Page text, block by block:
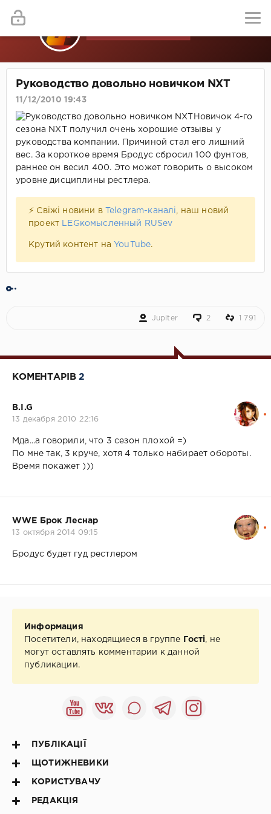
Руководство довольно новичком NXT
11/12/2010 19:43
Новичок 4-го
сезона NXT получил очень хорошие отзывы у
руководства компании. Причиной стал его лишний
вес. За короткое время Бродус сбросил 100 фунтов,
раннее он весил 400. Это может говорить о высоком
уровне дисциплины рестлера.
⚡ Свіжі новини в Telegram-каналі
, наш новий
проект
LEGкомысленный RUSev
Крутий контент на YouTube.
Jupiter 2 1 791
КОМЕНТАРІВ2
B.I.G
13 декабря 2010 22:16
Мда...а говорили, что 3 сезон плохой =)
По мне так, 3 круче, хотя 4 только набирает обороты.
Время покажет )))
WWE Брок Леснар
13 октября 2014 09:15
Бродус будет гуд рестлером
Информация
Посетители, находящиеся в группе
Гості , не
могут оставлять комментарии к данной
публикации.
ПУБЛІКАЦІЇ
ЩОТИЖНЕВИКИ
КОРИСТУВАЧУ
РЕДАКЦІЯ